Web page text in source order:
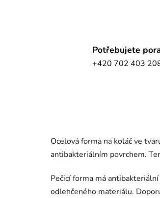
Potřebujete
+420 702 403
Ocelová forma na koláč ve
antibakteriálním povrchem.
Pečicí forma má
odlehčeného materiálu.